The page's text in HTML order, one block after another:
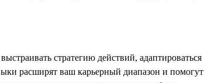
стратегию действий, адаптироваться
расширят ваш карьерный диапазон и помогут